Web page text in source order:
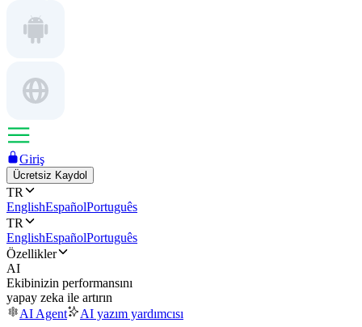
Giriş
Ücretsiz Kaydol
TR
EnglishEspañolPortuguês
TR
EnglishEspañolPortuguês
Özellikler
AI
Ekibinizin performansını
yapay zeka ile artırın
AI Agent
AI yazım yardımcısı